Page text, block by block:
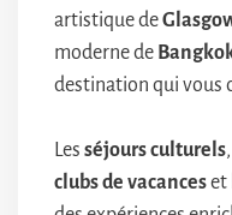
artistique de
moderne de
destination qui vous
Les séjours culturels
clubs de vacanceset